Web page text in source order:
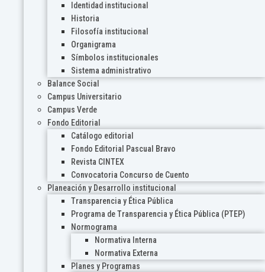
Identidad institucional
Historia
Filosofía institucional
Organigrama
Símbolos institucionales
Sistema administrativo
Balance Social
Campus Universitario
Campus Verde
Fondo Editorial
Catálogo editorial
Fondo Editorial Pascual Bravo
Revista CINTEX
Convocatoria Concurso de Cuento
Planeación y Desarrollo institucional
Transparencia y Ética Pública
Programa de Transparencia y Ética Pública (PTEP)
Normograma
Normativa Interna
Normativa Externa
Planes y Programas